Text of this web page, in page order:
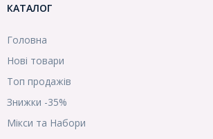
КАТАЛОГ
Головна
Нові товари
Топ продажів
Знижки -35%
Мікси та Набори